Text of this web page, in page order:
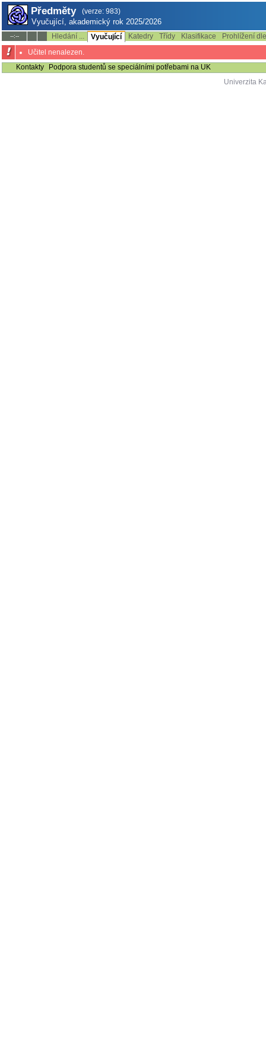
Předměty (verze: 983)
Vyučující, akademický rok 2025/2026
--:-- Hledání ... Vyučující Katedry Třídy Klasifikace
Prohlížení
Učitel nenalezen.
Kontakty
Podpora studentů se speciálními potřebami na UK
Univerzita